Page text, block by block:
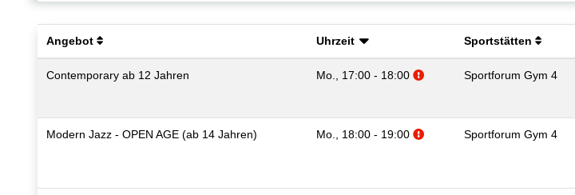
Angebot Uhrzeit Sportstätten
Contemporary ab 12 Jahren Mo., 17:00 - 18:00 Zusatzinformationen beachten.
Sportforum Gym 4
Modern Jazz - OPEN AGE (ab 14 Jahren) Mo., 18:00 - 19:00 Zusatzinformationen beachten.
Sportforum Gym 4